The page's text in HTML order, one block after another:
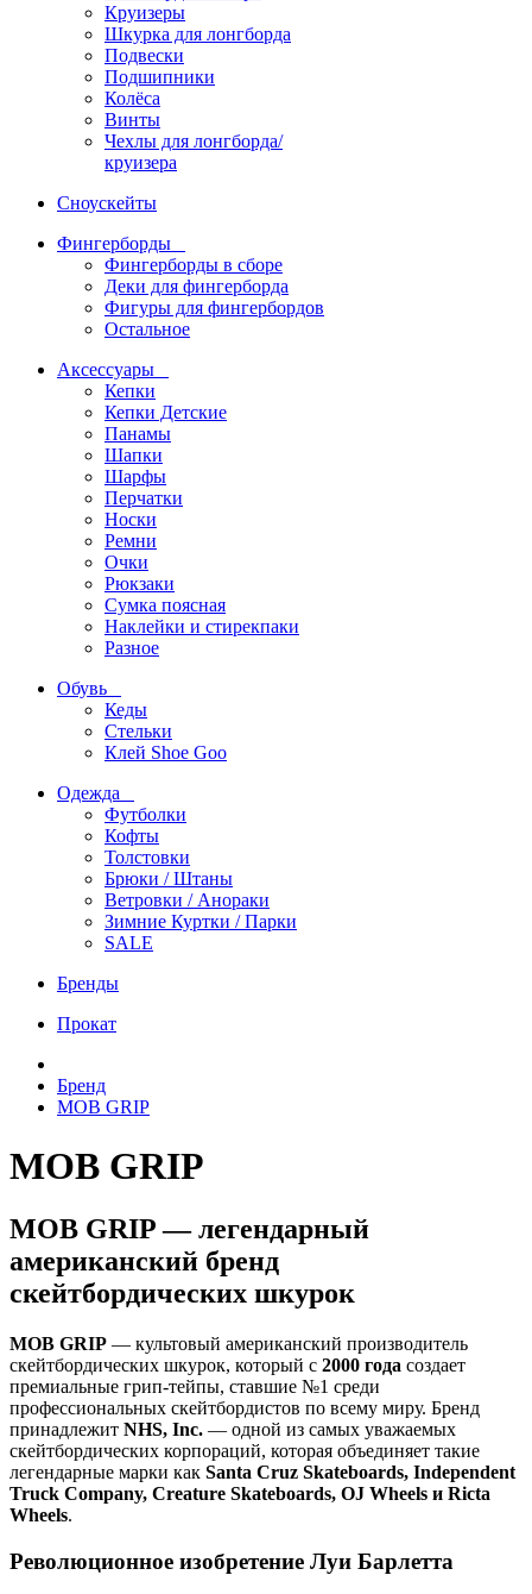
Круизеры
Шкурка для лонгборда
Подвески
Подшипники
Колёса
Винты
Чехлы для лонгборда/
круизера
Сноускейты
Фингерборды
Фингерборды в сборе
Деки для фингерборда
Фигуры для фингербордов
Остальное
Аксессуары
Кепки
Кепки Детские
Панамы
Шапки
Шарфы
Перчатки
Носки
Ремни
Очки
Рюкзаки
Сумка поясная
Наклейки и стирекпаки
Разное
Обувь
Кеды
Стельки
Клей Shoe Goo
Одежда
Футболки
Кофты
Толстовки
Брюки / Штаны
Ветровки / Анораки
Зимние Куртки / Парки
SALE
Бренды
Прокат
Бренд
MOB GRIP
MOB GRIP
MOB GRIP — легендарный
американский бренд
скейтбордических шкурок
MOB GRIP — культовый американский производитель
скейтбордических шкурок, который с 2000 года создает
премиальные грип-тейпы, ставшие №1 среди
профессиональных скейтбордистов по всему миру. Бренд
принадлежит NHS, Inc. — одной из самых уважаемых
скейтбордических корпораций, которая объединяет такие
легендарные марки как Santa Cruz Skateboards, Independent
Truck Company, Creature Skateboards, OJ Wheels и Ricta
Wheels.
Революционное изобретение Луи Барлетта